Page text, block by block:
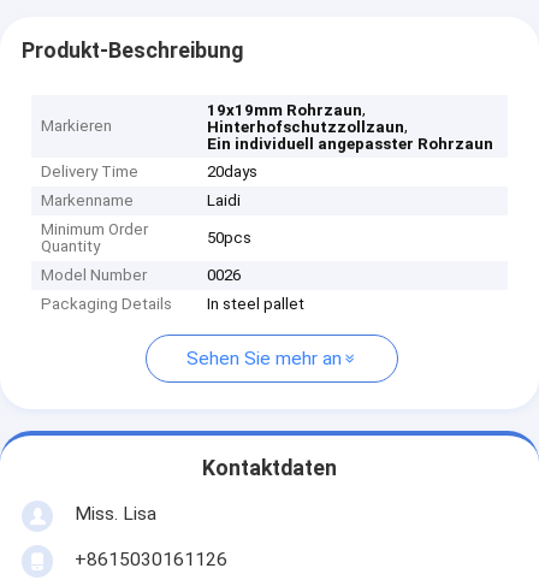
Produkt-Beschreibung
Markieren
19x19mm Rohrzaun,
Hinterhofschutzzollzaun,
Ein individuell angepasster Rohrzaun
Delivery Time
20days
Markenname
Laidi
Minimum Order
Quantity
50pcs
Model Number
0026
Packaging Details
In steel pallet
Sehen Sie mehr an
Kontaktdaten
Miss. Lisa
+8615030161126